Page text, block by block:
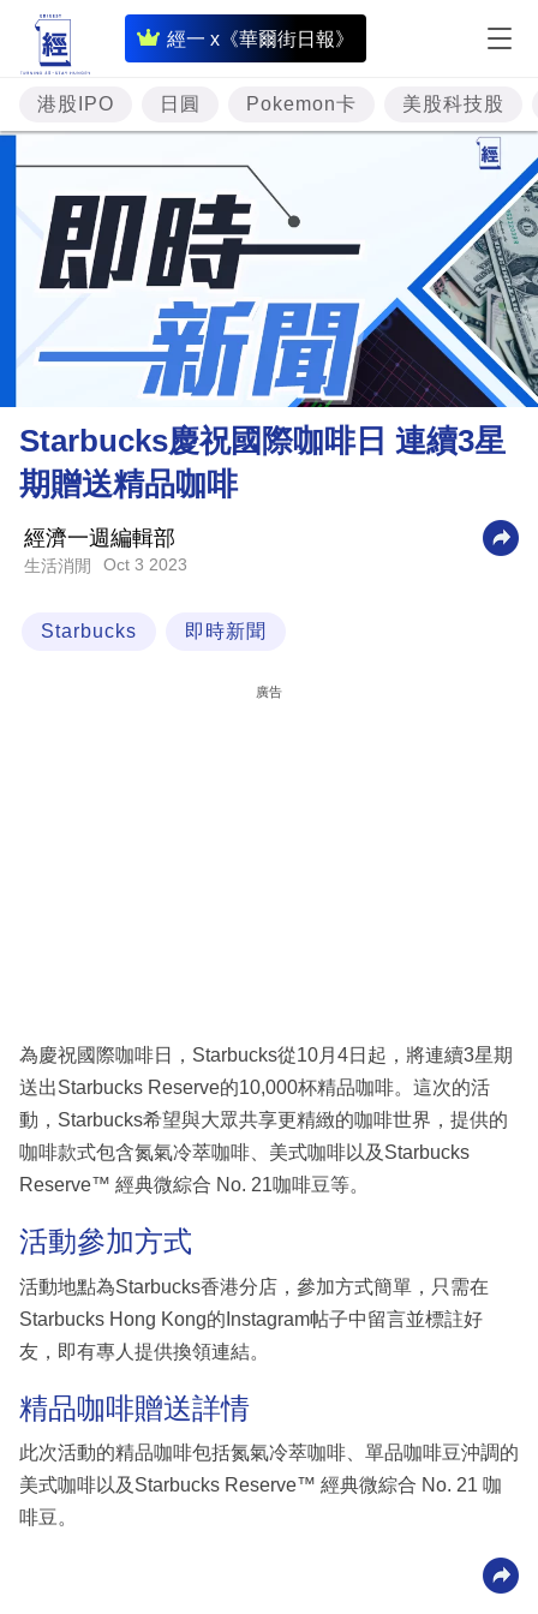
經一 x《華爾街日報》
即
時
財
經
專
題
投
資
樓
市
財
商
業
科
區
港股IPO 日圓 Pokemon卡 美股科技股
Starbucks慶祝國際咖啡日 連續3星
期贈送精品咖啡
經濟一週編輯部
生活消閒 Oct 3 2023
Starbucks 即時新聞
廣告
為慶祝國際咖啡日，Starbucks從10月4日起，將連續3星期
送出Starbucks Reserve的10,000杯精品咖啡。這次的活
動，Starbucks希望與大眾共享更精緻的咖啡世界，提供的
咖啡款式包含氮氣冷萃咖啡、美式咖啡以及Starbucks
Reserve™ 經典微綜合 No. 21咖啡豆等。
活動參加方式
活動地點為Starbucks香港分店，參加方式簡單，只需在
Starbucks Hong Kong的Instagram帖子中留言並標註好
友，即有專人提供換領連結。
精品咖啡贈送詳情
此次活動的精品咖啡包括氮氣冷萃咖啡、單品咖啡豆沖調的
美式咖啡以及Starbucks Reserve™ 經典微綜合 No. 21 咖
啡豆。